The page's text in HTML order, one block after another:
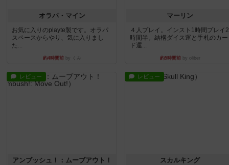
オラパ・マイン
お気に入りのplayte製です。オラパ
スペースからやり、気に入りまし
た...
約4時間前by くみ
マーリン
４人プレイ。インスト1時間プレイ2
時間半。結構ダイス運と手札のカー
ド運...
約5時間前by oliber
レビュー
アンブッシュ！：ムーブアウト！
レビュー
スカルキング